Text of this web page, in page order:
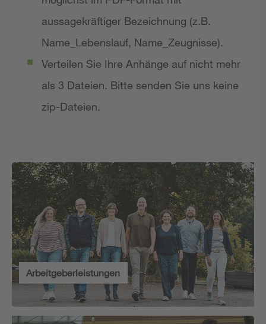
aussagekräftiger Bezeichnung (z.B.
Name_Lebenslauf, Name_Zeugnisse).
Verteilen Sie Ihre Anhänge auf nicht mehr
als 3 Dateien. Bitte senden Sie uns keine
zip-Dateien.
Arbeitgeberleistungen